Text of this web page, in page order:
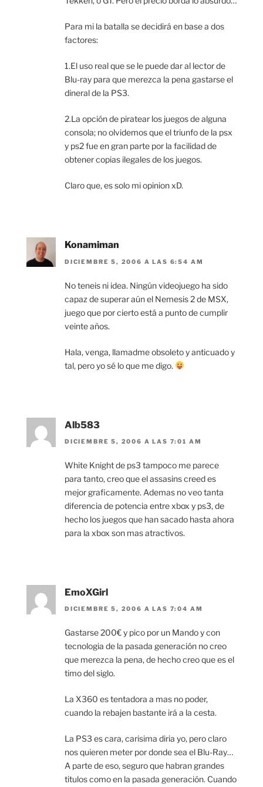
Para mi la batalla se decidirá en base a dos
factores:
1.El uso real que se le puede dar al lector de
Blu-ray para que merezca la pena gastarse el
dineral de la PS3.
2.La opción de piratear los juegos de alguna
consola; no olvidemos que el triunfo de la psx
y ps2 fue en gran parte por la facilidad de
obtener copias ilegales de los juegos.
Claro que, es solo mi opinion xD.
Konamiman
DICIEMBRE 5, 2006 A LAS 6:54 AM
No teneis ni idea. Ningún videojuego ha sido
capaz de superar aún el Nemesis 2 de MSX,
juego que por cierto está a punto de cumplir
veinte años.
Hala, venga, llamadme obsoleto y anticuado y
tal, pero yo sé lo que me digo.
Alb583
DICIEMBRE 5, 2006 A LAS 7:01 AM
White Knight de ps3 tampoco me parece
para tanto, creo que el assasins creed es
mejor graficamente. Ademas no veo tanta
diferencia de potencia entre xbox y ps3, de
hecho los juegos que han sacado hasta ahora
para la xbox son mas atractivos.
EmoXGirl
DICIEMBRE 5, 2006 A LAS 7:04 AM
Gastarse 200€ y pico por un Mando y con
tecnologia de la pasada generación no creo
que merezca la pena, de hecho creo que es el
timo del siglo.
La X360 es tentadora a mas no poder,
cuando la rebajen bastante irá a la cesta.
La PS3 es cara, carisima diria yo, pero claro
nos quieren meter por donde sea el Blu-Ray…
A parte de eso, seguro que habran grandes
titulos como en la pasada generación. Cuando